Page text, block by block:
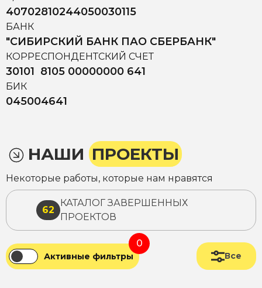
40702810244050030115
БАНК
"СИБИРСКИЙ БАНК ПАО СБЕРБАНК"
КОРРЕСПОНДЕНТСКИЙ СЧЕТ
30101 8105 00000000 641
БИК
045004641
НАШИ ПРОЕКТЫ
Некоторые работы, которые нам нравятся
62
КАТАЛОГ ЗАВЕРШЕННЫХ
ПРОЕКТОВ
Активные фильтры
0
Все